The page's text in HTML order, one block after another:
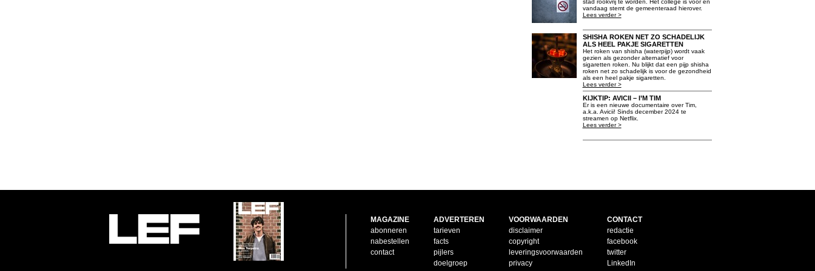
stad rookvrij te worden. Het college is voor en
vandaag stemt de gemeenteraad hierover.
Lees verder >
SHISHA ROKEN NET ZO SCHADELIJK
ALS HEEL PAKJE SIGARETTEN
Het roken van shisha (waterpijp) wordt vaak
gezien als gezonder alternatief voor
sigaretten roken. Nu blijkt dat een pijp shisha
roken net zo schadelijk is voor de gezondheid
als een heel pakje sigaretten.
Lees verder >
KIJKTIP: AVICII – I’M TIM
Er is een nieuwe documentaire over Tim,
a.k.a. Avicii! Sinds december 2024 te
streamen op Netflix.
Lees verder >
MAGAZINE
abonneren
nabestellen
contact
ADVERTEREN
tarieven
facts
pijlers
doelgroep
VOORWAARDEN
disclaimer
copyright
leveringsvoorwaarden
privacy
CONTACT
redactie
facebook
twitter
LinkedIn